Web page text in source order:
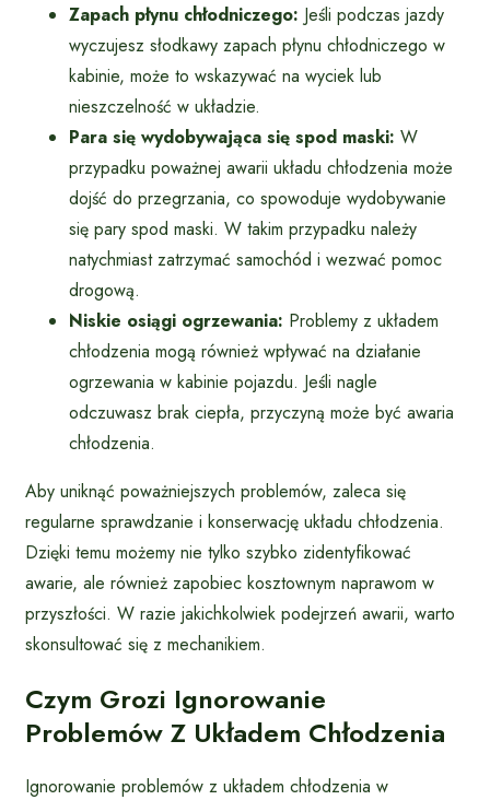
Zapach płynu chłodniczego: Jeśli podczas jazdy
wyczujesz słodkawy zapach płynu chłodniczego w
kabinie, może to wskazywać na wyciek lub
nieszczelność w układzie.
Para się wydobywająca się spod maski: W
przypadku poważnej awarii układu chłodzenia może
dojść do przegrzania, co spowoduje wydobywanie
się pary spod maski. W takim przypadku należy
natychmiast zatrzymać samochód i wezwać pomoc
drogową.
Niskie osiągi ogrzewania: Problemy z układem
chłodzenia mogą również wpływać na działanie
ogrzewania w kabinie pojazdu. Jeśli nagle
odczuwasz brak ciepła, przyczyną może być awaria
chłodzenia.
Aby uniknąć poważniejszych problemów, zaleca się
regularne sprawdzanie i konserwację układu chłodzenia.
Dzięki temu możemy nie tylko szybko zidentyfikować
awarie, ale również zapobiec kosztownym naprawom w
przyszłości. W razie jakichkolwiek podejrzeń awarii, warto
skonsultować się z mechanikiem.
Czym Grozi Ignorowanie
Problemów Z Układem Chłodzenia
Ignorowanie problemów z układem chłodzenia w